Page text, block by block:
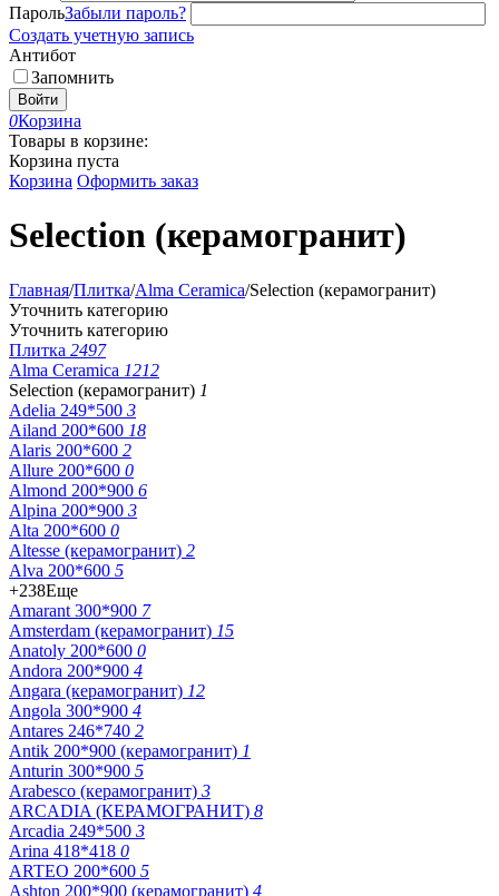
ПарольЗабыли пароль?
Создать учетную запись
Антибот
Запомнить
Войти
0Корзина
Товары в корзине:
Корзина пуста
Корзина Оформить заказ
Selection (керамогранит)
Главная/Плитка/Alma Ceramica/Selection (керамогранит)
Уточнить категорию
Уточнить категорию
Плитка 2497
Alma Ceramica 1212
Selection (керамогранит) 1
Adelia 249*500 3
Ailand 200*600 18
Alaris 200*600 2
Allure 200*600 0
Almond 200*900 6
Alpina 200*900 3
Alta 200*600 0
Altesse (керамогранит) 2
Alva 200*600 5
+238Еще
Amarant 300*900 7
Amsterdam (керамогранит) 15
Anatoly 200*600 0
Andora 200*900 4
Angara (керамогранит) 12
Angola 300*900 4
Antares 246*740 2
Antik 200*900 (керамогранит) 1
Anturin 300*900 5
Arabesco (керамогранит) 3
ARCADIA (КЕРАМОГРАНИТ) 8
Arcadia 249*500 3
Arina 418*418 0
ARTEO 200*600 5
Ashton 200*900 (керамогранит) 4